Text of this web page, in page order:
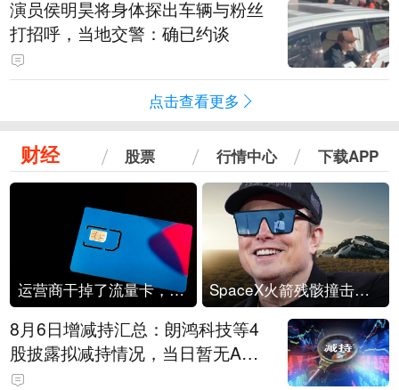
演员侯明昊将身体探出车辆与粉丝
打招呼，当地交警：确已约谈
点击查看更多
财经 股票 行情中心 下载APP
运营商干掉了流量卡，他们真的玩不起了 SpaceX火箭残骸撞击月球
8月6日增减持汇总：朗鸿科技等4
股披露拟减持情况，当日暂无A股
公司披露拟增持情况（表）